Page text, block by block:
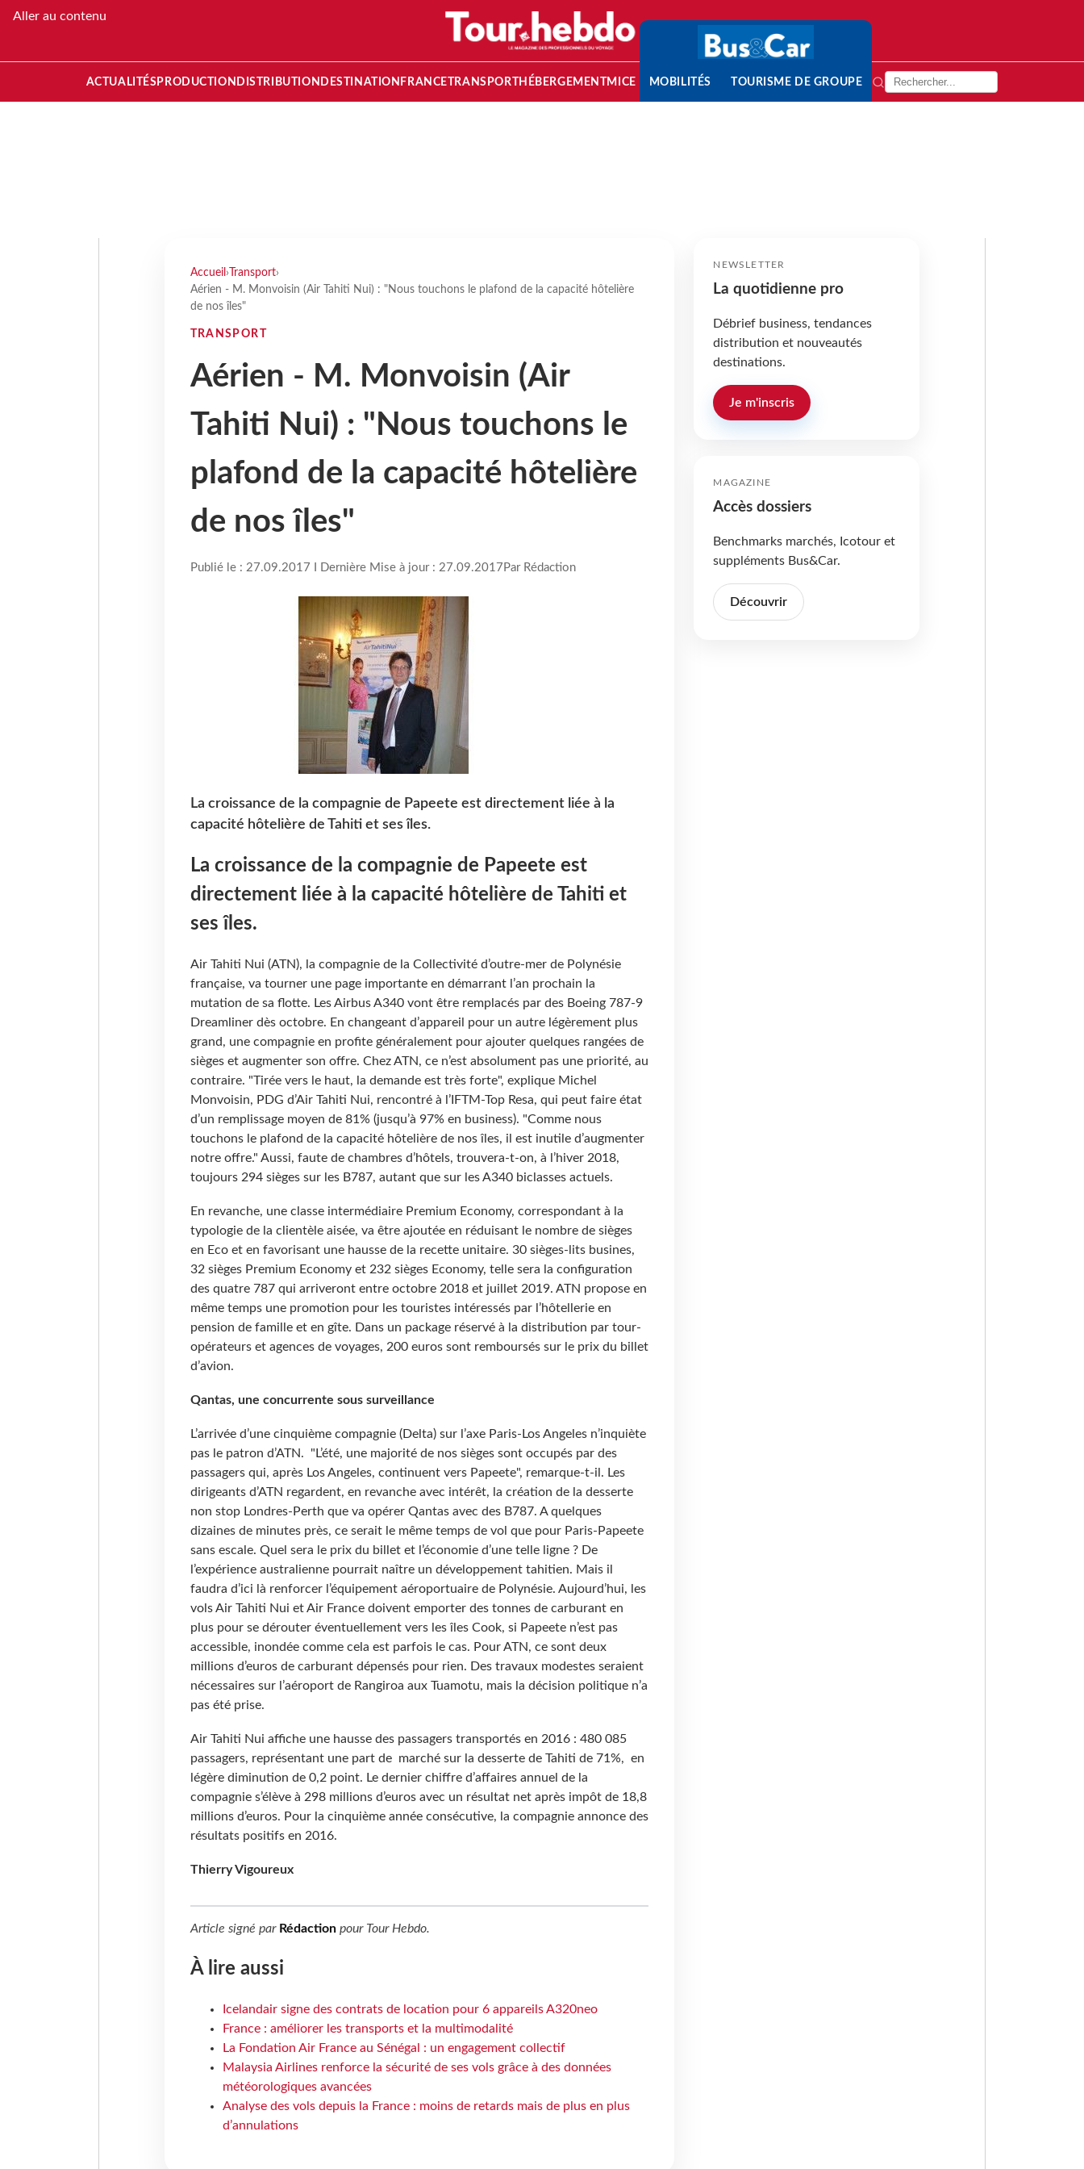
Aller au contenu
ACTUALITÉS PRODUCTION DISTRIBUTION DESTINATION FRANCETRANSPORT HÉBERGEMENTMICE MOBILITÉS TOURISME DE GROUPE
Accueil › Transport›
Aérien - M. Monvoisin (Air Tahiti Nui) : "Nous touchons le plafond de la capacité hôtelière
de nos îles"
TRANSPORT
Aérien - M. Monvoisin (Air
Tahiti Nui) : "Nous touchons le
plafond de la capacité hôtelière
de nos îles"
Publié le : 27.09.2017 I Dernière Mise à jour : 27.09.2017 Par Rédaction
La croissance de la compagnie de Papeete est directement liée à la
capacité hôtelière de Tahiti et ses îles.
La croissance de la compagnie de Papeete est
directement liée à la capacité hôtelière de Tahiti et
ses îles.
Air Tahiti Nui (ATN), la compagnie de la Collectivité d’outre-mer de Polynésie
française, va tourner une page importante en démarrant l’an prochain la
mutation de sa flotte. Les Airbus A340 vont être remplacés par des Boeing 787-9
Dreamliner dès octobre. En changeant d’appareil pour un autre légèrement plus
grand, une compagnie en profite généralement pour ajouter quelques rangées de
sièges et augmenter son offre. Chez ATN, ce n’est absolument pas une priorité, au
contraire. "Tirée vers le haut, la demande est très forte", explique Michel
Monvoisin, PDG d’Air Tahiti Nui, rencontré à l’IFTM-Top Resa, qui peut faire état
d’un remplissage moyen de 81% (jusqu’à 97% en business). "Comme nous
touchons le plafond de la capacité hôtelière de nos îles, il est inutile d’augmenter
notre offre." Aussi, faute de chambres d’hôtels, trouvera-t-on, à l’hiver 2018,
toujours 294 sièges sur les B787, autant que sur les A340 biclasses actuels.
En revanche, une classe intermédiaire Premium Economy, correspondant à la
typologie de la clientèle aisée, va être ajoutée en réduisant le nombre de sièges
en Eco et en favorisant une hausse de la recette unitaire. 30 sièges-lits busines,
32 sièges Premium Economy et 232 sièges Economy, telle sera la configuration
des quatre 787 qui arriveront entre octobre 2018 et juillet 2019. ATN propose en
même temps une promotion pour les touristes intéressés par l’hôtellerie en
pension de famille et en gîte. Dans un package réservé à la distribution par tour-
opérateurs et agences de voyages, 200 euros sont remboursés sur le prix du billet
d’avion.
Qantas, une concurrente sous surveillance
L’arrivée d’une cinquième compagnie (Delta) sur l’axe Paris-Los Angeles n’inquiète
pas le patron d’ATN. "L’été, une majorité de nos sièges sont occupés par des
passagers qui, après Los Angeles, continuent vers Papeete", remarque-t-il. Les
dirigeants d’ATN regardent, en revanche avec intérêt, la création de la desserte
non stop Londres-Perth que va opérer Qantas avec des B787. A quelques
dizaines de minutes près, ce serait le même temps de vol que pour Paris-Papeete
sans escale. Quel sera le prix du billet et l’économie d’une telle ligne ? De
l’expérience australienne pourrait naître un développement tahitien. Mais il
faudra d’ici là renforcer l’équipement aéroportuaire de Polynésie. Aujourd’hui, les
vols Air Tahiti Nui et Air France doivent emporter des tonnes de carburant en
plus pour se dérouter éventuellement vers les îles Cook, si Papeete n’est pas
accessible, inondée comme cela est parfois le cas. Pour ATN, ce sont deux
millions d’euros de carburant dépensés pour rien. Des travaux modestes seraient
nécessaires sur l’aéroport de Rangiroa aux Tuamotu, mais la décision politique n’a
pas été prise.
Air Tahiti Nui affiche une hausse des passagers transportés en 2016 : 480 085
passagers, représentant une part de marché sur la desserte de Tahiti de 71%, en
légère diminution de 0,2 point. Le dernier chiffre d’affaires annuel de la
compagnie s’élève à 298 millions d’euros avec un résultat net après impôt de 18,8
millions d’euros. Pour la cinquième année consécutive, la compagnie annonce des
résultats positifs en 2016.
Thierry Vigoureux
Article signé par Rédactionpour Tour Hebdo.
À lire aussi
Icelandair signe des contrats de location pour 6 appareils A320neo
France : améliorer les transports et la multimodalité
La Fondation Air France au Sénégal : un engagement collectif
Malaysia Airlines renforce la sécurité de ses vols grâce à des données
météorologiques avancées
Analyse des vols depuis la France : moins de retards mais de plus en plus
d’annulations
NEWSLETTER
La quotidienne pro
Débrief business, tendances
distribution et nouveautés
destinations.
Je m'inscris
MAGAZINE
Accès dossiers
Benchmarks marchés, Icotour et
suppléments Bus&Car.
Découvrir